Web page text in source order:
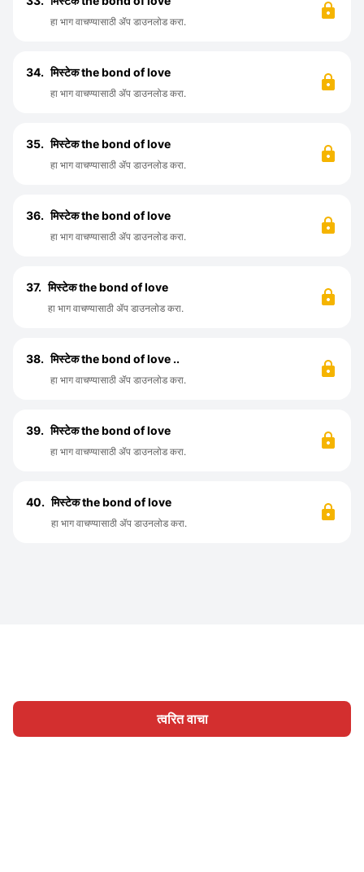
त्वरित वाचा
हा भाग वाचण्यासाठी ॲप डाउनलोड करा.
34. मिस्टेक the bond of love
हा भाग वाचण्यासाठी ॲप डाउनलोड करा.
35. मिस्टेक the bond of love
हा भाग वाचण्यासाठी ॲप डाउनलोड करा.
36. मिस्टेक the bond of love
हा भाग वाचण्यासाठी ॲप डाउनलोड करा.
37. मिस्टेक the bond of love
हा भाग वाचण्यासाठी ॲप डाउनलोड करा.
38. मिस्टेक the bond of love ..
हा भाग वाचण्यासाठी ॲप डाउनलोड करा.
39. मिस्टेक the bond of love
हा भाग वाचण्यासाठी ॲप डाउनलोड करा.
40. मिस्टेक the bond of love
हा भाग वाचण्यासाठी ॲप डाउनलोड करा.
होम श्रेणी लिहा लेख साइन इन